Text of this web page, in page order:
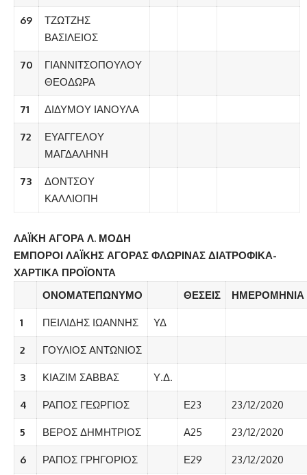
69
ΤΖΩΤΖΗΣ
ΒΑΣΙΛΕΙΟΣ
70
ΓΙΑΝΝΙΤΣΟΠΟΥΛΟΥ
ΘΕΟΔΩΡΑ
71 ΔΙΔΥΜΟΥ ΙΑΝΟΥΛΑ
72
ΕΥΑΓΓΕΛΟΥ
ΜΑΓΔΑΛΗΝΗ
73
ΔΟΝΤΣΟΥ
ΚΑΛΛΙΟΠΗ
ΛΑΪΚΗ ΑΓΟΡΑ Λ. ΜΟΔΗ
ΕΜΠΟΡΟΙ ΛΑΪΚΗΣ ΑΓΟΡΑΣ ΦΛΩΡΙΝΑΣ ΔΙΑΤΡΟΦΙΚΑ-
ΧΑΡΤΙΚΑ ΠΡΟΪΟΝΤΑ
ΟΝΟΜΑΤΕΠΩΝΥΜΟ
ΘΕΣΕΙΣ ΗΜΕΡΟΜΗΝΙΑ
1 ΠΕΙΛΙΔΗΣ ΙΩΑΝΝΗΣ ΥΔ
2 ΓΟΥΛΙΟΣ ΑΝΤΩΝΙΟΣ
3 ΚΙΑΖΙΜ ΣΑΒΒΑΣ Υ.Δ.
4 ΡΑΠΟΣ ΓΕΩΡΓΙΟΣ Ε23 23/12/2020
5 ΒΕΡΟΣ ΔΗΜΗΤΡΙΟΣ Α25 23/12/2020
6 ΡΑΠΟΣ ΓΡΗΓΟΡΙΟΣ Ε29 23/12/2020